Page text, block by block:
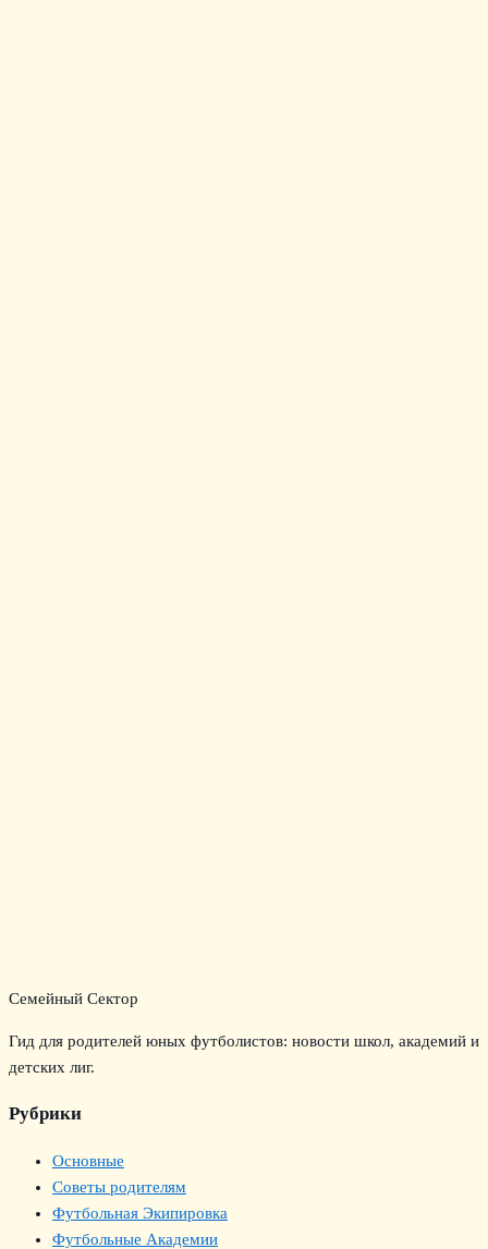
Семейный Сектор
Гид для родителей юных футболистов: новости школ, академий и
детских лиг.
Рубрики
Основные
Советы родителям
Футбольная Экипировка
Футбольные Академии